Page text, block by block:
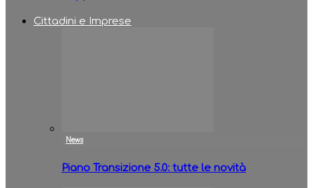
Cittadini e Imprese
News
Piano Transizione 5.0: tutte le novità